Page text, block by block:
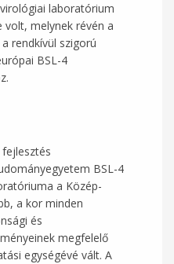
laboratórium
melynek révén a
rendkívül szigorú
BSL-4
BSL-4
a Közép-
a kor minden
és
megfelelő
egységévé vált. A